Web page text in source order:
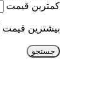
کمترین قیمت
بیشترین قیمت
جستجو